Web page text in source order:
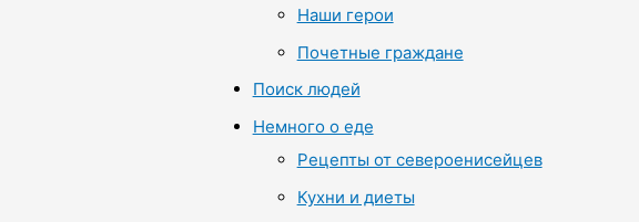
Наши герои
Почетные граждане
Поиск людей
Немного о еде
Рецепты от североенисейцев
Кухни и диеты